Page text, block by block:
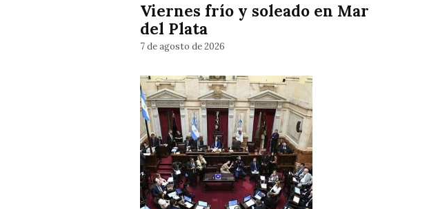
Viernes frío y soleado en Mar
del Plata
7 de agosto de 2026